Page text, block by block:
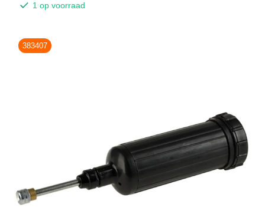
1 op voorraad
383407